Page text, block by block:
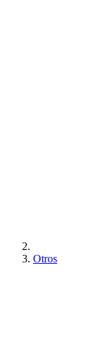
Otros